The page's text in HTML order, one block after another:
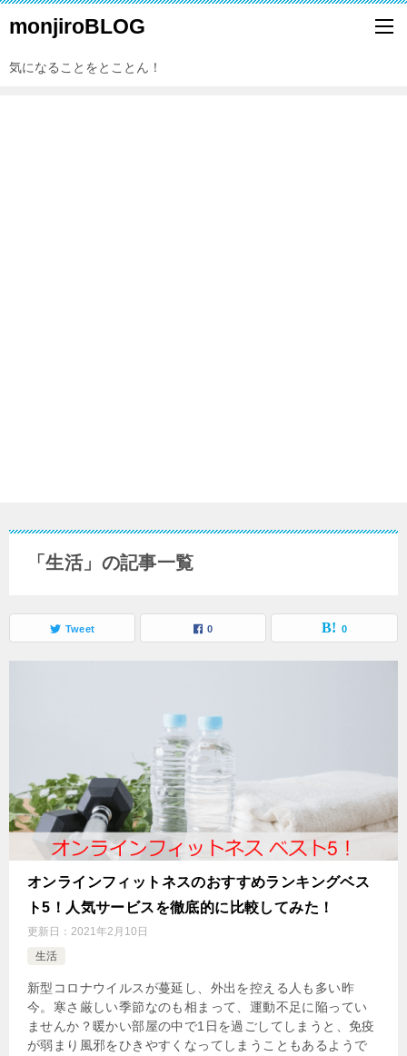
monjiroBLOG
気になることをとことん！
「生活」の記事一覧
Tweet 0 0
オンラインフィットネスのおすすめランキングベス
ト5！人気サービスを徹底的に比較してみた！
更新日： 2021年2月10日
生活
新型コロナウイルスが蔓延し、外出を控える人も多い昨
今。寒さ厳しい季節なのも相まって、運動不足に陥ってい
ませんか？暖かい部屋の中で1日を過ごしてしまうと、免疫
が弱まり風邪をひきやすくなってしまうこともあるようで